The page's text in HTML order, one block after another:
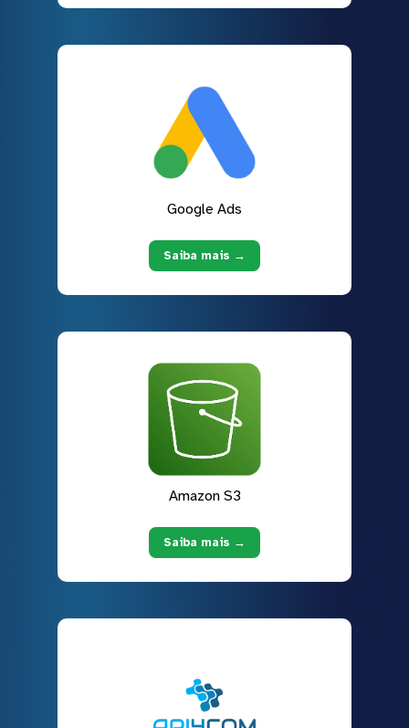
Google Ads
Saiba mais →
Amazon S3
Saiba mais →